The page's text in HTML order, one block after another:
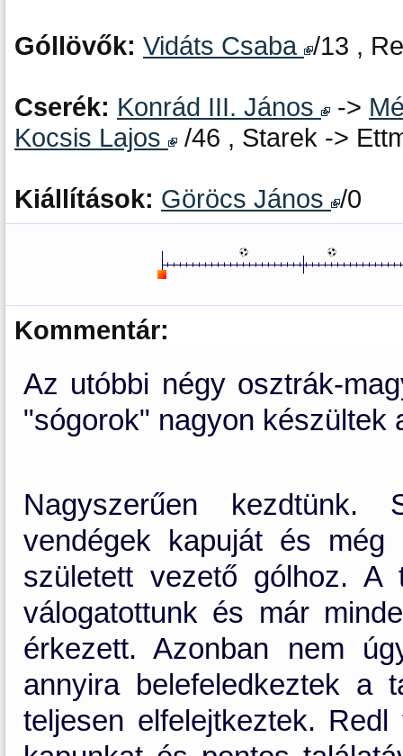
Góllövők: Vidáts Csaba /13 ,
Cserék: Konrád III. János ->
Kocsis Lajos
/46 , Starek ->
Kiállítások: Göröcs János /0
Kommentár:
Az utóbbi négy osztrák-
"sógorok" nagyon készültek
Nagyszerűen kezdtünk.
vendégek kapuját és
született vezető gólhoz. A
válogatottunk és már
érkezett. Azonban nem
annyira belefeledkeztek a
teljesen elfelejtkeztek.